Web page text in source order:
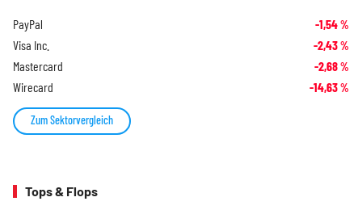
PayPal -1,54%
Visa Inc. -2,43%
Mastercard -2,68%
Wirecard -14,63%
Zum Sektorvergleich
Tops & Flops